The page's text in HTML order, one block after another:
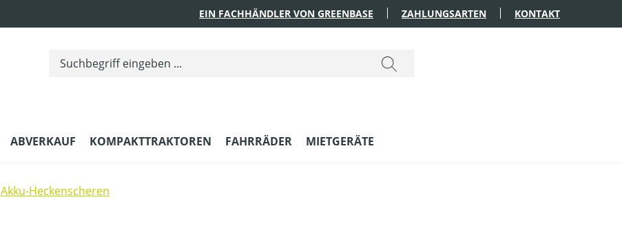
EIN FACHHÄNDLER VON GREENBASE ZAHLUNGSARTEN KONTAKT
ABVERKAUF KOMPAKTTRAKTOREN FAHRRÄDER MIETGERÄTE
Akku-Heckenscheren